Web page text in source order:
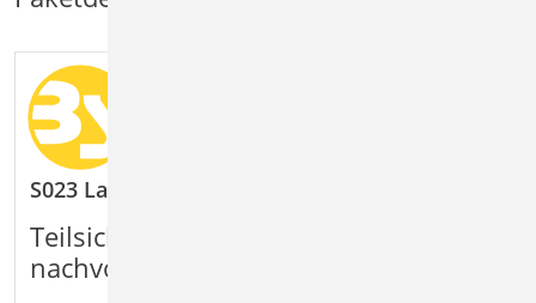
S023 Last- und Materialbeiwerte dokumentieren
Teilsicherheitsbeiwerte
nachvollziehbar ausgeben